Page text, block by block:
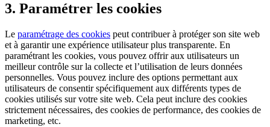
3. Paramétrer les cookies
Le paramétrage des cookies peut contribuer à protéger son site web
et à garantir une expérience utilisateur plus transparente. En
paramétrant les cookies, vous pouvez offrir aux utilisateurs un
meilleur contrôle sur la collecte et l’utilisation de leurs données
personnelles. Vous pouvez inclure des options permettant aux
utilisateurs de consentir spécifiquement aux différents types de
cookies utilisés sur votre site web. Cela peut inclure des cookies
strictement nécessaires, des cookies de performance, des cookies de
marketing, etc.